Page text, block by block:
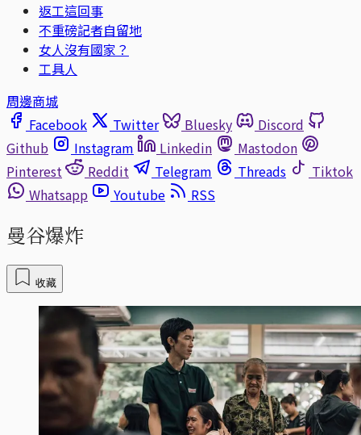
返工這回事
不重磅記者自留地
女人沒有國家？
工具人
周邊商城
Facebook
Twitter Bluesky
Discord
Github
Instagram Linkedin
Mastodon
Pinterest
Reddit Telegram Threads
Tiktok
Whatsapp
Youtube RSS
曼谷爆炸
收藏